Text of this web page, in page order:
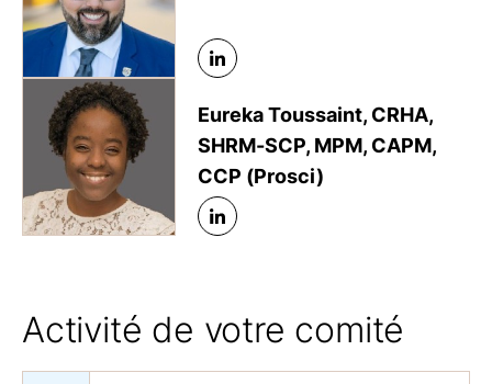
Eureka Toussaint, CRHA,
SHRM-SCP, MPM, CAPM,
CCP (Prosci)
Activité de votre comité